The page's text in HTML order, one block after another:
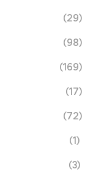
(29)
(98)
(169)
(17)
(72)
(1)
(3)